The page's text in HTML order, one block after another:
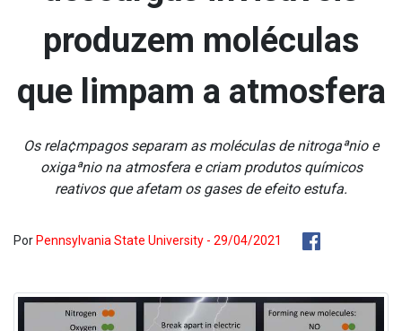
produzem moléculas
que limpam a atmosfera
Os rela¢mpagos separam as moléculas de nitrogaªnio e
oxigaªnio na atmosfera e criam produtos químicos
reativos que afetam os gases de efeito estufa.
Por Pennsylvania State University - 29/04/2021